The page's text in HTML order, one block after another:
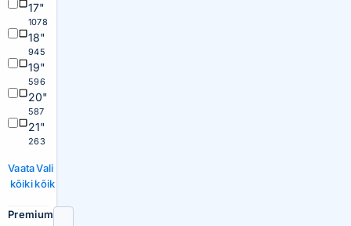
17"
1078
18"
945
19"
596
20"
587
21"
263
Vaata
kõiki
Vali
kõik
Premium